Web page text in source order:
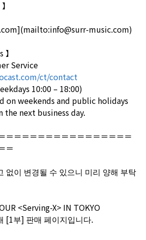
music.com)
Service
ct/contact
10:00 – 18:00)
on weekends and public holidays
next business day.
＝＝＝＝＝＝＝＝＝＝＝＝＝＝＝＝
＝
없이 변경될 수 있으니 미리 양해 부탁
<Serving-X> IN TOKYO
[1부] 판매 페이지입니다.